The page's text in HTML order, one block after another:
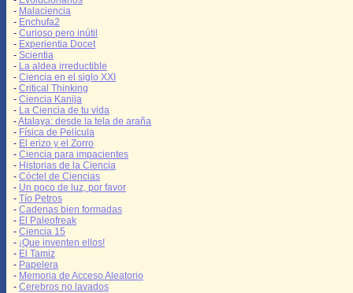
- Malaciencia
- Enchufa2
- Curioso pero inútil
- Experientia Docet
- Scientia
- La aldea irreductible
- Ciencia en el siglo XXI
- Critical Thinking
- Ciencia Kanija
- La Ciencia de tu vida
-Atalaya: desde la tela de araña
- Física de Película
- El erizo y el Zorro
- Ciencia para impacientes
- Historias de la Ciencia
- Cóctel de Ciencias
- Un poco de luz, por favor
- Tío Petros
- Cadenas bien formadas
- El Paleofreak
- Ciencia 15
- ¡Que inventen ellos!
- El Tamiz
- Papelera
- Memoria de Acceso Aleatorio
- Cerebros no lavados